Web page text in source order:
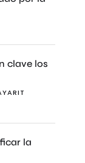
clave los
la